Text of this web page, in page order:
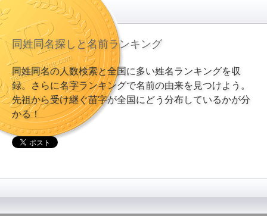
同姓同名探しと名前ランキング
同姓同名の人数検索と全国に多い姓名ランキングを収
録。さらに名字ランキングで名前の由来を見つけよう。
先祖から受け継ぐ苗字が全国にどう分布しているかが分
かる！